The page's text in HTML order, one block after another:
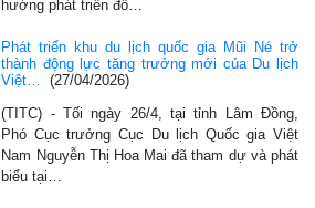
hướng phát triển đô…
Phát triển khu du lịch quốc gia Mũi Né trở
thành động lực tăng trưởng mới của Du lịch
Việt…
(27/04/2026)
(TITC) - Tối ngày 26/4, tại tỉnh Lâm Đồng,
Phó Cục trưởng Cục Du lịch Quốc gia Việt
Nam Nguyễn Thị Hoa Mai đã tham dự và phát
biểu tại…